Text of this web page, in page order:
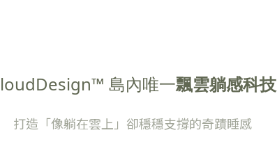
島內唯一飄雲躺感科技
打造「像躺在雲上」卻穩穩支撐的奇蹟睡感